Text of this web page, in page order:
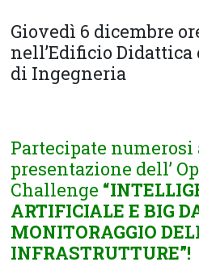
Giovedì 6 dicembre
nell’Edificio Didattica
di Ingegneria
Partecipate numerosi
presentazione dell’
Challenge
ARTIFICIALE E BIG
MONITORAGGIO
INFRASTRUTTURE”!